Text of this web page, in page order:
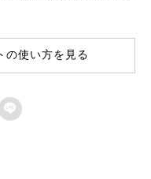
の使い方を見る
